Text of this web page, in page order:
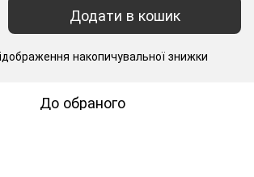
Додати в кошик
накопичувальної знижки
До обраного